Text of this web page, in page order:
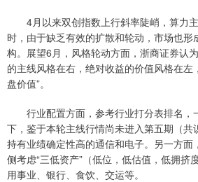
4月以来双创指数上行斜率陡峭，算力
时，由于缺乏有效的扩散和轮动，市场也形
构。展望6月，风格轮动方面，浙商证券认
的主线风格在右，绝对收益的价值风格在左
盘价值”。
行业配置方面，参考行业打分表排名，
下，鉴于本轮主线行情尚未进入第五期（共
持有业绩确定性高的通信和电子。另一方面
侧考虑“三低资产”（低位，低估值，低拥挤
用事业、银行、食饮、交运等。